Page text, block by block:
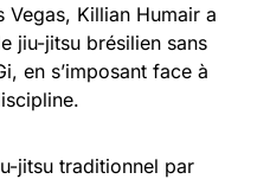
Vegas, Killian Humair a
jiu-jitsu brésilien sans
en s’imposant face à
jitsu traditionnel par